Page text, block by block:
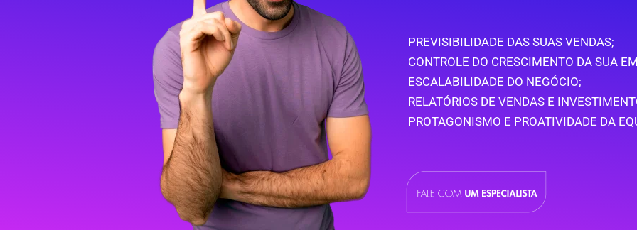
PREVISIBILIDADE DAS SUAS VENDAS;
CONTROLE DO CRESCIMENTO DA SUA
ESCALABILIDADE DO NEGÓCIO;
RELATÓRIOS DE VENDAS E
PROTAGONISMO E PROATIVIDADE DA